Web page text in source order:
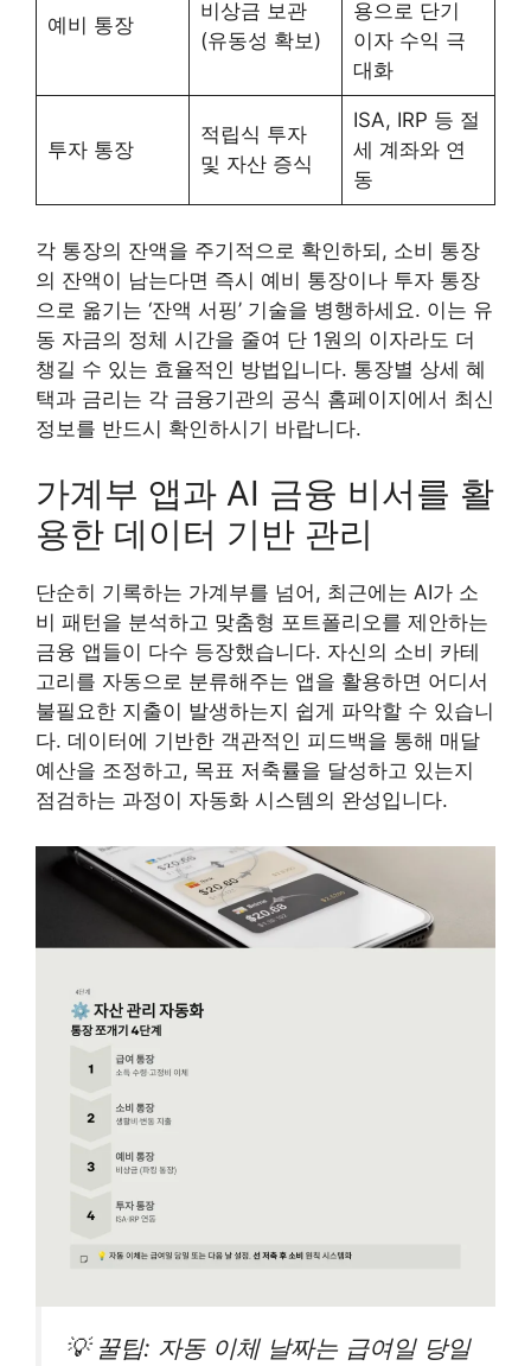
예비 통장
비상금 보관
(유동성 확보)
용으로 단기
이자 수익 극
대화
투자 통장
적립식 투자
및 자산 증식
ISA, IRP 등 절
세 계좌와 연
동
각 통장의 잔액을 주기적으로 확인하되, 소비 통장
의 잔액이 남는다면 즉시 예비 통장이나 투자 통장
으로 옮기는 ‘잔액 서핑’ 기술을 병행하세요. 이는 유
동 자금의 정체 시간을 줄여 단 1원의 이자라도 더
챙길 수 있는 효율적인 방법입니다. 통장별 상세 혜
택과 금리는 각 금융기관의 공식 홈페이지에서 최신
정보를 반드시 확인하시기 바랍니다.
가계부 앱과 AI 금융 비서를 활
용한 데이터 기반 관리
단순히 기록하는 가계부를 넘어, 최근에는 AI가 소
비 패턴을 분석하고 맞춤형 포트폴리오를 제안하는
금융 앱들이 다수 등장했습니다. 자신의 소비 카테
고리를 자동으로 분류해주는 앱을 활용하면 어디서
불필요한 지출이 발생하는지 쉽게 파악할 수 있습니
다. 데이터에 기반한 객관적인 피드백을 통해 매달
예산을 조정하고, 목표 저축률을 달성하고 있는지
점검하는 과정이 자동화 시스템의 완성입니다.
💡 꿀팁: 자동 이체 날짜는 급여일 당일